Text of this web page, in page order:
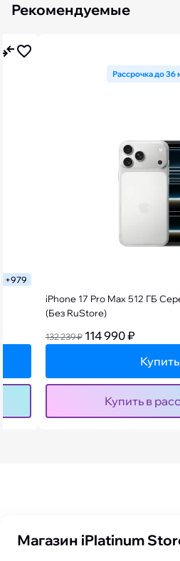
Рекомендуемые
+979
Рассрочка до 36
iPhone 17 Pro Max 512 ГБ
(Без RuStore)
132 239 ₽ 114 990 ₽
Купить
Купить в
Магазин iPlatinum